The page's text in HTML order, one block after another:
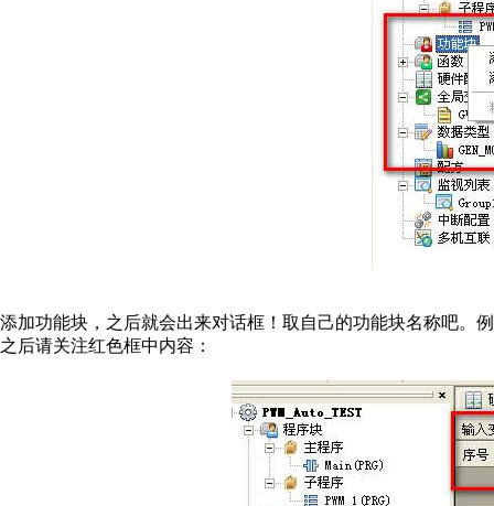
添加功能块，之后就会出来对话框！取自己的功能块名称吧。
之后请关注红色框中内容：